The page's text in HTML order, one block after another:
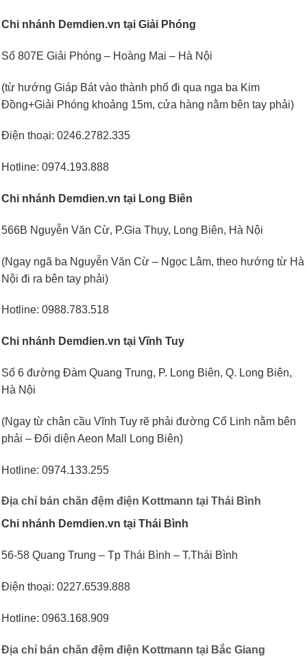
Chi nhánh Demdien.vn tại Giải Phóng
Số 807E Giải Phóng – Hoàng Mai – Hà Nội
(từ hướng Giáp Bát vào thành phố đi qua nga ba Kim
Đồng+Giải Phóng khoảng 15m, cửa hàng nằm bên tay phải)
Điện thoại: 0246.2782.335
Hotline: 0974.193.888
Chi nhánh Demdien.vn tại Long Biên
566B Nguyễn Văn Cừ, P.Gia Thụy, Long Biên, Hà Nội
(Ngay ngã ba Nguyễn Văn Cừ – Ngọc Lâm, theo hướng từ Hà
Nội đi ra bên tay phải)
Hotline: 0988.783.518
Chi nhánh Demdien.vn tại Vĩnh Tuy
Số 6 đường Đàm Quang Trung, P. Long Biên, Q. Long Biên,
Hà Nội
(Ngay từ chân cầu Vĩnh Tuy rẽ phải đường Cổ Linh nằm bên
phải – Đối diện Aeon Mall Long Biên)
Hotline: 0974.133.255
Địa chỉ bán chăn đệm điện Kottmann tại Thái Bình
Chi nhánh Demdien.vn tại Thái Bình
56-58 Quang Trung – Tp Thái Bình – T.Thái Bình
Điện thoại: 0227.6539.888
Hotline: 0963.168.909
Địa chỉ bán chăn đệm điện Kottmann tại Bắc Giang